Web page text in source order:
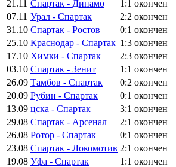
21.11 Спартак - Динамо 1:1 окончен
07.11 Урал - Спартак 2:2 окончен
31.10 Спартак - Ростов 0:1 окончен
25.10 Краснодар - Спартак 1:3 окончен
17.10 Химки - Спартак 2:3 окончен
03.10 Спартак - Зенит 1:1 окончен
26.09 Тамбов - Спартак 0:2 окончен
20.09 Рубин - Спартак 0:1 окончен
13.09 цска - Спартак 3:1 окончен
29.08 Спартак - Арсенал 2:1 окончен
26.08 Ротор - Спартак 0:1 окончен
23.08 Спартак - Локомотив 2:1 окончен
19.08 Уфа - Спартак 1:1 окончен